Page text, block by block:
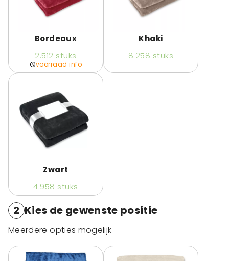
Bordeaux
2.512 stuks
voorraad info
Khaki
8.258 stuks
Zwart
4.958 stuks
2 Kies de gewenste positie
Meerdere opties mogelijk